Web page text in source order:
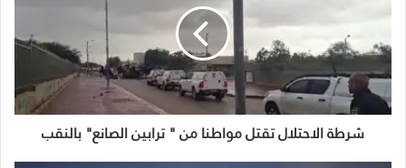
شرطة الاحتلال تقتل مواطنا من " ترابين الصانع" بالنقب